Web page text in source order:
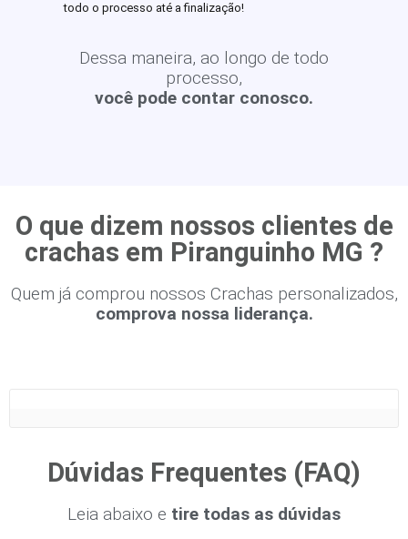
todo o processo até a finalização!
Dessa maneira, ao longo de todo
processo,
você pode contar conosco.
O que dizem nossos clientes de
crachas em Piranguinho MG ?
Quem já comprou nossos Crachas personalizados,
comprova nossa liderança.
Dúvidas Frequentes (FAQ)
Leia abaixo e tire todas as dúvidas